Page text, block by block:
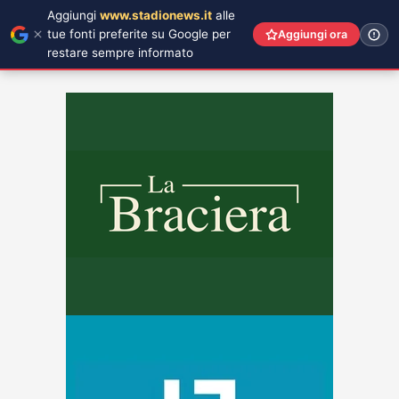
Aggiungi www.stadionews.it alle
tue fonti preferite su Google per
restare sempre informato
Aggiungi ora